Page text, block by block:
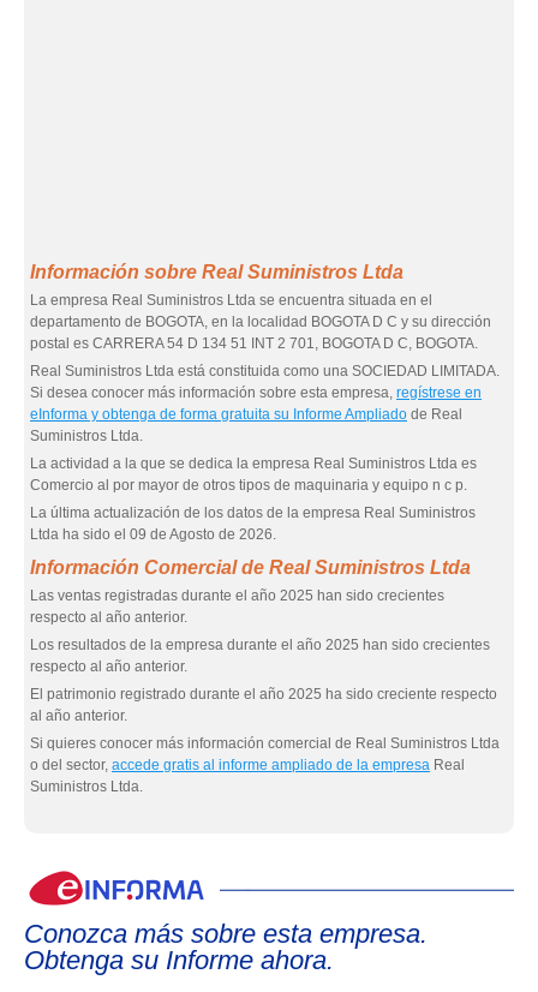
Información sobre Real Suministros Ltda
La empresa Real Suministros Ltda se encuentra situada en el
departamento de BOGOTA, en la localidad BOGOTA D C y su dirección
postal es CARRERA 54 D 134 51 INT 2 701, BOGOTA D C, BOGOTA.
Real Suministros Ltda está constituida como una SOCIEDAD LIMITADA.
Si desea conocer más información sobre esta empresa, regístrese en
eInforma y obtenga de forma gratuita su Informe Ampliado de Real
Suministros Ltda.
La actividad a la que se dedica la empresa Real Suministros Ltda es
Comercio al por mayor de otros tipos de maquinaria y equipo n c p.
La última actualización de los datos de la empresa Real Suministros
Ltda ha sido el 09 de Agosto de 2026.
Información Comercial de Real Suministros Ltda
Las ventas registradas durante el año 2025 han sido crecientes
respecto al año anterior.
Los resultados de la empresa durante el año 2025 han sido crecientes
respecto al año anterior.
El patrimonio registrado durante el año 2025 ha sido creciente respecto
al año anterior.
Si quieres conocer más información comercial de Real Suministros Ltda
o del sector, accede gratis al informe ampliado de la empresa Real
Suministros Ltda.
Conozca más sobre esta empresa.
Obtenga su Informe ahora.